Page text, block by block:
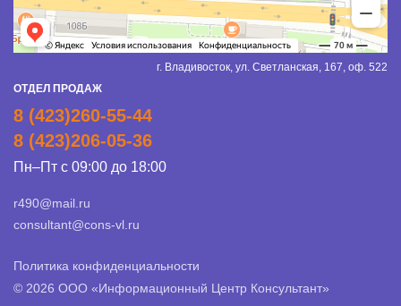
г. Владивосток, ул. Светланская, 167, оф. 522
ОТДЕЛ ПРОДАЖ
8 (423)260-55-44
8 (423)206-05-36
Пн–Пт с 09:00 до 18:00
r490@mail.ru
consultant@cons-vl.ru
Политика конфиденциальности
© 2026 ООО «Информационный Центр Консультант»